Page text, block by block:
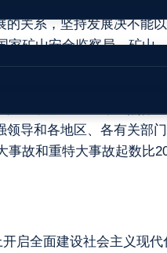
关系，坚持发展决不能
矿山安全监察局，矿山
发展的意见》，中共中
全面建立。以危险化学
化学品、煤矿等重点行
导和各地区、各有关部
故和重特大事故起数比
启全面建设社会主义现